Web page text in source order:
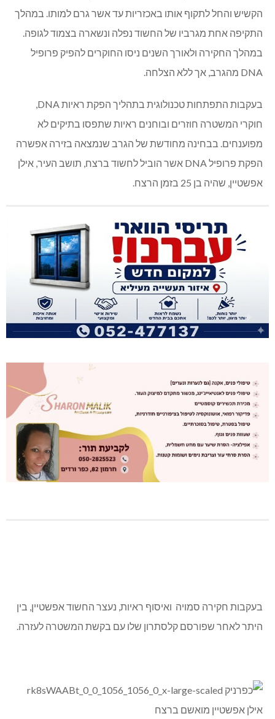
הקשיש והחל לתקוף אותו באכזריות עד אשר גרם למותו. במהלך
התקיפה אחת מגרביו של החשוד נפלה ונשארה בצמוד לגופה.
במהלך החקירה ולאורך השנים ניסו החוקרים להפיק פרופיל
DNA מהגרב, אך ללא הצלחה.
חוקרי המשטרה חוזרים ובוחנים ראיות שתפסו בתיקים לא
מפוענחים. בבחינה מחודשת של הגרב שנמצאה בזירה אפשרה
הפקת פרופיל DNA אשר הוביל לחשוד ברצח, תושב העיר, אילן
אפשטיין, שהיה בן 25 בזמן הרצח.
בעקבות חקירה סמויה ואיסוף ראיות, נעצר החשוד אפשטיין, בין
היתר לאחר שפורסם קלסתרון שלו עם בקשת המשטרה לעזרה.